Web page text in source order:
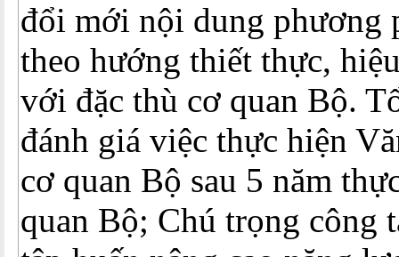
đổi mới nội dung phương
theo hướng thiết thực,
với đặc thù cơ quan Bộ.
đánh giá việc thực hiện
cơ quan Bộ sau 5 năm
quan Bộ; Chú trọng công